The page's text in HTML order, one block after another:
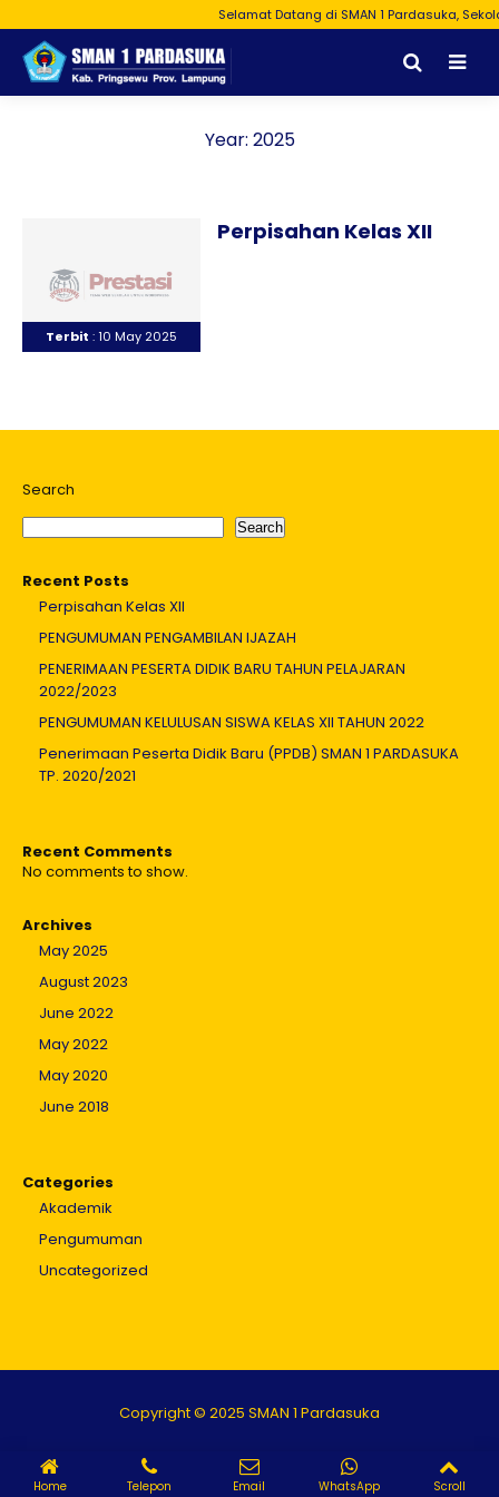
Selamat Datang di SMAN 1 Pardasuka,
Year: 2025
Terbit : 10 May 2025
Perpisahan Kelas XII
Search
Search
Recent Posts
Perpisahan Kelas XII
PENGUMUMAN PENGAMBILAN IJAZAH
PENERIMAAN PESERTA DIDIK BARU TAHUN PELAJARAN
2022/2023
PENGUMUMAN KELULUSAN SISWA KELAS XII TAHUN 2022
Penerimaan Peserta Didik Baru (PPDB) SMAN 1 PARDASUKA
TP. 2020/2021
Recent Comments
No comments to show.
Archives
May 2025
August 2023
June 2022
May 2022
May 2020
June 2018
Categories
Akademik
Pengumuman
Uncategorized
Copyright © 2025 SMAN 1 Pardasuka
Home Telepon Email WhatsApp Scroll